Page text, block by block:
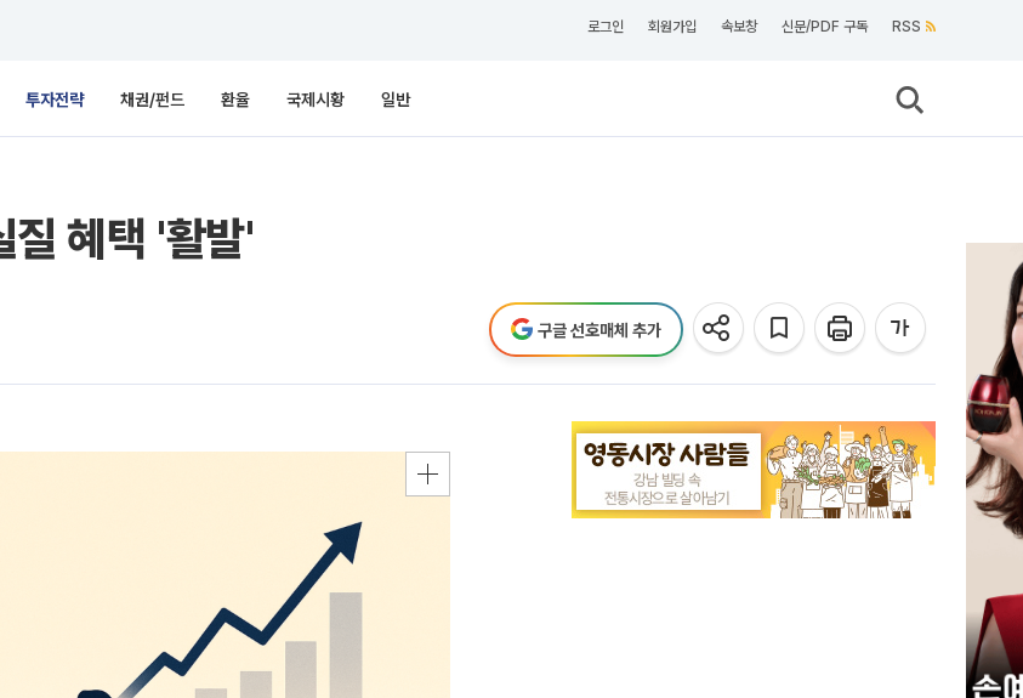
로그인 회원가입 속보창 신문/PDF 구독 RSS
투자전략 채권/펀드 환율 국제시황 일반
혜택 '활발'
구글 선호매체 추가